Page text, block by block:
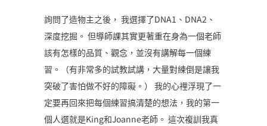
詢問了造物主之後， 我選擇了DNA1、DNA2、
深度挖掘。 但導師課其實更著重在身為一個老師
該有怎樣的品質、觀念，並沒有講解每一個練
習。（有非常多的試教試講，大量對練倒是讓我
突破了害怕做不好的障礙。） 我的心裡浮現了一
定要再回來把每個練習搞清楚的想法，我的第一
個人選就是King和Joanne老師。 這次複訓我真